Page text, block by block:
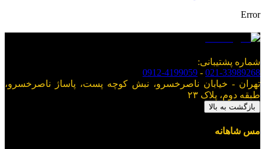
Error
شماره پشتیبانی:
021-33989268
-
0912-4199059
تهران - خیابان ناصرخسرو، نبش کوچه پست، پاساژ ناصرخسرو،
طبقه دوم، پلاک ۲۳
بازگشت به بالا
مس شاهانه